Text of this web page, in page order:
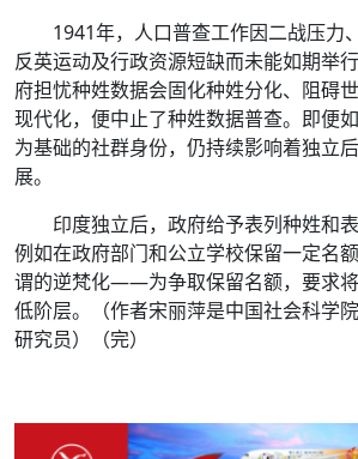
1941年，人口普查工作因二战压力
反英运动及行政资源短缺而未能如期举
府担忧种姓数据会固化种姓分化、阻碍
现代化，便中止了种姓数据普查。即便
为基础的社群身份，仍持续影响着独立
展。
印度独立后，政府给予表列种姓和
例如在政府部门和公立学校保留一定名
谓的逆梵化——为争取保留名额，要求
低阶层。（作者宋丽萍是中国社会科学
研究员）（完）